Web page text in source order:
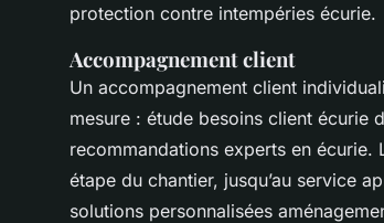
protection contre intempéries écurie.
Accompagnement client
Un accompagnement client
mesure : étude besoins client écurie
recommandations experts en écurie.
étape du chantier, jusqu’au service
solutions personnalisées